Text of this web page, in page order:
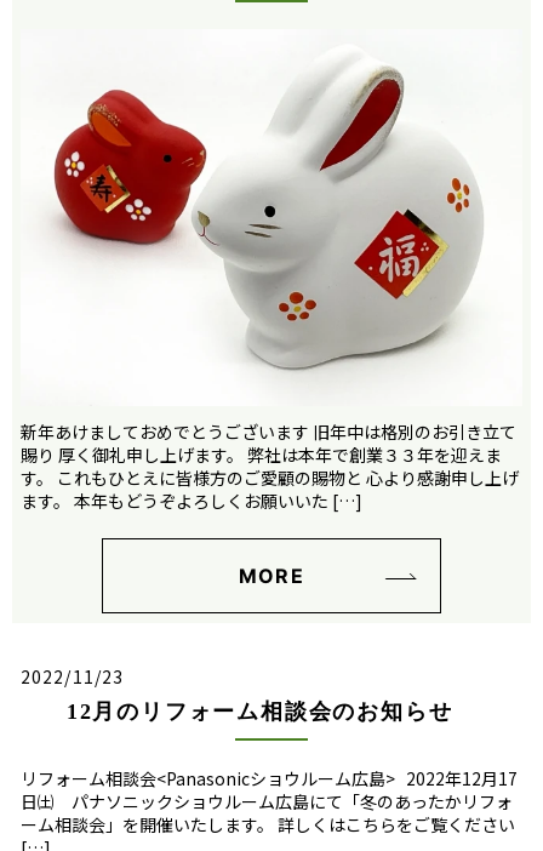
新年あけましておめでとうございます 旧年中は格別のお引き立て
賜り 厚く御礼申し上げます。 弊社は本年で創業３３年を迎えま
す。 これもひとえに皆様方のご愛顧の賜物と 心より感謝申し上げ
ます。 本年もどうぞよろしくお願いいた […]
MORE
2022/11/23
12月のリフォーム相談会のお知らせ
リフォーム相談会<Panasonicショウルーム広島> 2022年12月17
日㈯ パナソニックショウルーム広島にて「冬のあったかリフォ
ーム相談会」を開催いたします。 詳しくはこちらをご覧ください